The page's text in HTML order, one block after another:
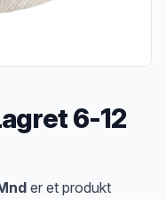
6-12
er et produkt